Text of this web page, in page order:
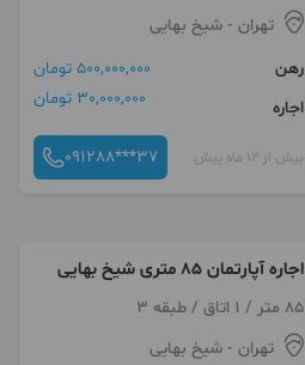
تهران - شیخ بهایی
رهن
500,000,000 تومان
اجاره
30,000,000 تومان
بیش از 12 ماه پیش 091288***37
اجاره آپارتمان 85 متری شیخ بهایی
85 متر / 1 اتاق / طبقه 3
تهران - شیخ بهایی